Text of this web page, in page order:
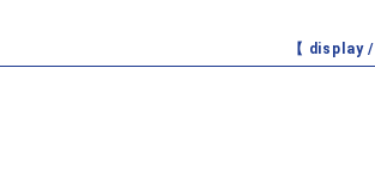
【 display /